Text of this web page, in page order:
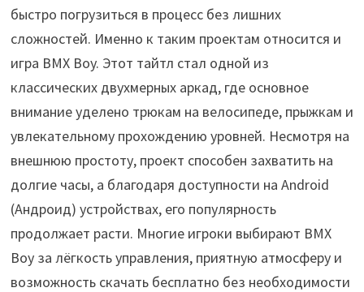
быстро погрузиться в процесс без лишних
сложностей. Именно к таким проектам относится и
игра BMX Boy. Этот тайтл стал одной из
классических двухмерных аркад, где основное
внимание уделено трюкам на велосипеде, прыжкам и
увлекательному прохождению уровней. Несмотря на
внешнюю простоту, проект способен захватить на
долгие часы, а благодаря доступности на Android
(Андроид) устройствах, его популярность
продолжает расти. Многие игроки выбирают BMX
Boy за лёгкость управления, приятную атмосферу и
возможность скачать бесплатно без необходимости